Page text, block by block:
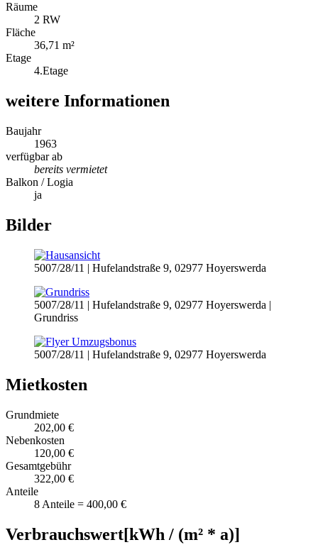
Räume
2 RW
Fläche
36,71 m²
Etage
4.Etage
weitere Informationen
Baujahr
1963
verfügbar ab
bereits vermietet
Balkon / Logia
ja
Bilder
5007/28/11 | Hufelandstraße 9, 02977 Hoyerswerda
5007/28/11 | Hufelandstraße 9, 02977 Hoyerswerda |
Grundriss
5007/28/11 | Hufelandstraße 9, 02977 Hoyerswerda
Mietkosten
Grundmiete
202,00 €
Nebenkosten
120,00 €
Gesamtgebühr
322,00 €
Anteile
8 Anteile = 400,00 €
Verbrauchswert[kWh / (m² * a)]